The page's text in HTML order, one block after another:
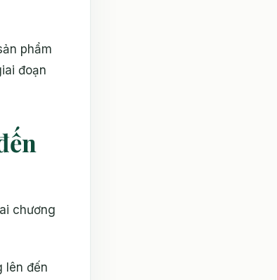
phẩm
đoạn
chương
lên đến